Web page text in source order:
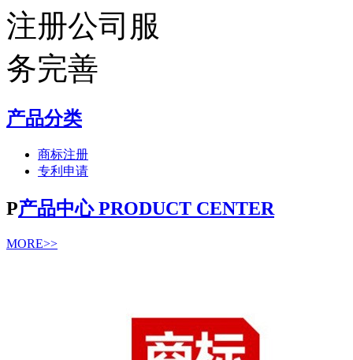
产品分类
商标注册
专利申请
P产品中心 PRODUCT CENTER
MORE>>